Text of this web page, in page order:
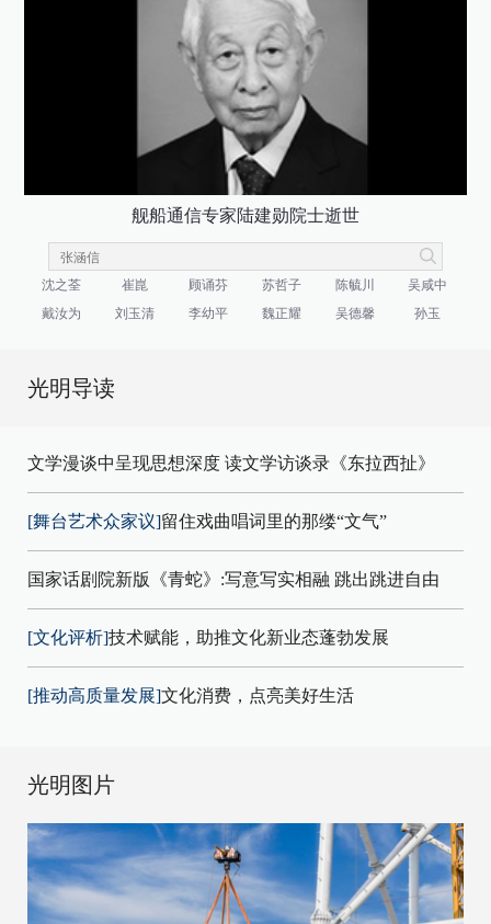
舰船通信专家陆建勋院士逝世
沈之荃 崔崑 顾诵芬 苏哲子 陈毓川
吴咸中
戴汝为
刘玉清 李幼平 魏正耀 吴德馨 孙玉
光明导读
文学漫谈中呈现思想深度 读文学访谈录《东拉西扯》
[舞台艺术众家议]留住戏曲唱词里的那缕“文气”
国家话剧院新版《青蛇》:写意写实相融 跳出跳进自由
[文化评析]技术赋能，助推文化新业态蓬勃发展
[推动高质量发展]文化消费，点亮美好生活
光明图片